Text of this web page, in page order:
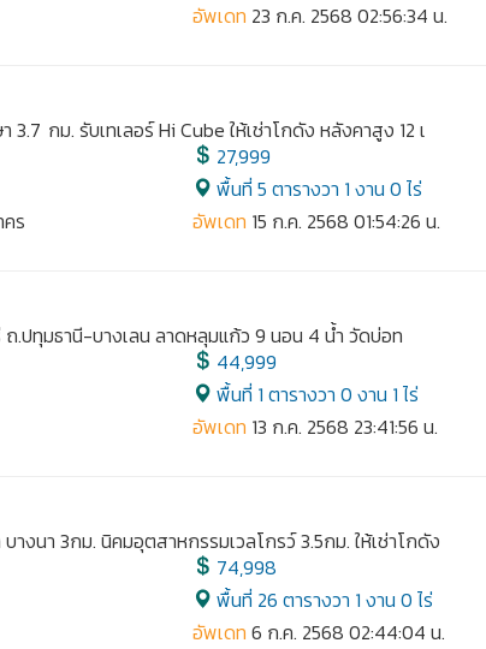
อัพเดท 23 ก.ค. 2568 02:56:34 น.
3.7 กม. รับเทเลอร์ Hi Cube ให้เช่าโกดัง หลังคาสูง 12 เ
ร
27,999
พื้นที่ 5 ตารางวา 1 งาน 0 ไร่
อัพเดท 15 ก.ค. 2568 01:54:26 น.
ถ.ปทุมธานี-บางเลน ลาดหลุมแก้ว 9 นอน 4 น้ำ วัดบ่อท
44,999
พื้นที่ 1 ตารางวา 0 งาน 1 ไร่
อัพเดท 13 ก.ค. 2568 23:41:56 น.
างนา 3กม. นิคมอุตสาหกรรมเวลโกรว์ 3.5กม. ให้เช่าโกดัง
74,998
พื้นที่ 26 ตารางวา 1 งาน 0 ไร่
อัพเดท 6 ก.ค. 2568 02:44:04 น.